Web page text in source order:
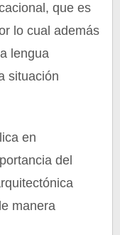
que es
lo cual además
lengua
situación
en
del
manera